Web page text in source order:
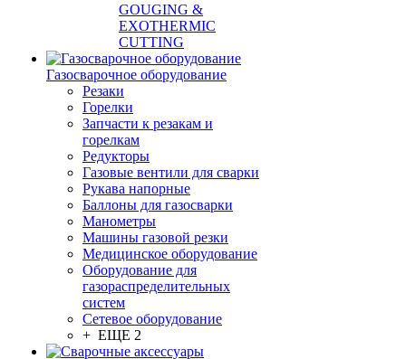
GOUGING &
EXOTHERMIC
CUTTING
Газосварочное оборудование
Резаки
Горелки
Запчасти к резакам и
горелкам
Редукторы
Газовые вентили для сварки
Рукава напорные
Баллоны для газосварки
Манометры
Машины газовой резки
Медицинское оборудование
Оборудование для
газораспределительных
систем
Сетевое оборудование
+ ЕЩЕ 2